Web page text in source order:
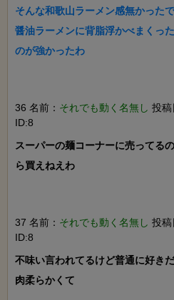
そんな和歌山ラーメン感無かったで
醤油ラーメンに背脂浮かべまくっ
のが強かったわ
36 名前： それでも動く名無し 投
ID:8
スーパーの麺コーナーに売ってる
ら買えねえわ
37 名前： それでも動く名無し 投
ID:8
不味い言われてるけど普通に好き
肉柔らかくて